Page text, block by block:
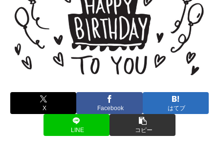
X Facebook はてブ
LINE コピー